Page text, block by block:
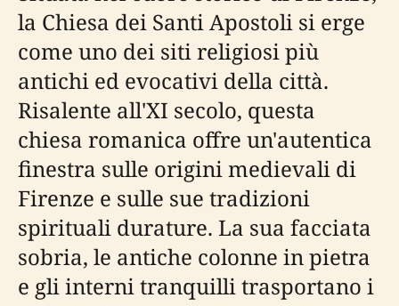
la Chiesa dei Santi Apostoli si erge
come uno dei siti religiosi più
antichi ed evocativi della città.
Risalente all'XI secolo, questa
chiesa romanica offre un'autentica
finestra sulle origini medievali di
Firenze e sulle sue tradizioni
spirituali durature. La sua facciata
sobria, le antiche colonne in pietra
e gli interni tranquilli trasportano i